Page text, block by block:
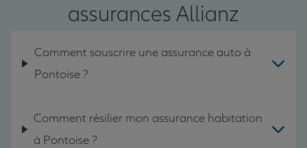
assurances Allianz
Comment souscrire une assurance auto à
Pontoise ?
Comment résilier mon assurance habitation
à Pontoise ?